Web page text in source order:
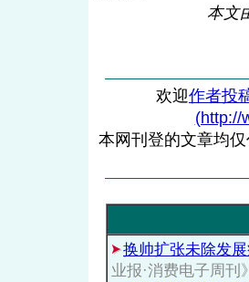
本文
欢迎作者投
(http://
本网刊登的文章均
换帅扩张未除发
业报·消费电子周刊